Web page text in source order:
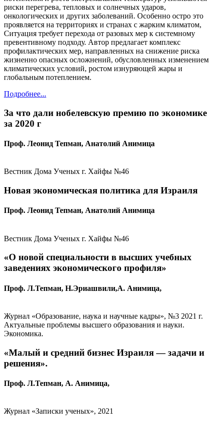
риски перегрева, тепловых и солнечных ударов,
онкологических и других заболеваний. Особенно остро это
проявляется на территориях и странах с жарким климатом,
Ситуация требует перехода от разовых мер к системному
превентивному подходу. Автор предлагает комплекс
профилактических мер, направленных на снижение риска
жизненно опасных осложнений, обусловленных изменением
климатических условий, ростом изнуряющей жары и
глобальным потеплением.
Подробнее...
За что дали нобелевскую премию по экономике
за 2020 г
Проф. Леонид Тепман, Анатолий Анимица
Вестник Дома Ученых г. Хайфы №46
Новая экономическая политика для Израиля
Проф. Леонид Тепман, Анатолий Анимица
Вестник Дома Ученых г. Хайфы №46
«О новой специальности в высших учебных
заведениях экономического профиля»
Проф. Л.Тепман, Н.Эриашвили,А. Анимица,
Журнал «Образование, наука и научные кадры», №3 2021 г.
Актуальные проблемы высшего образования и науки.
Экономика.
«Малый и средний бизнес Израиля — задачи и
решения».
Проф. Л.Тепман, А. Анимица,
Журнал «Записки ученых», 2021